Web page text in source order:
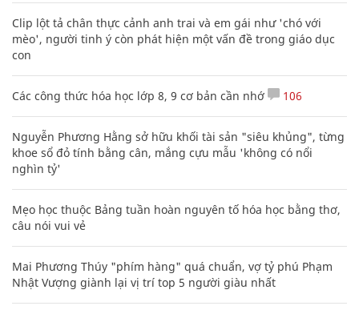
Clip lột tả chân thực cảnh anh trai và em gái như 'chó với
mèo', người tinh ý còn phát hiện một vấn đề trong giáo dục
con
Các công thức hóa học lớp 8, 9 cơ bản cần nhớ 106
Nguyễn Phương Hằng sở hữu khối tài sản "siêu khủng", từng
khoe sổ đỏ tính bằng cân, mắng cựu mẫu 'không có nổi
nghìn tỷ'
Mẹo học thuộc Bảng tuần hoàn nguyên tố hóa học bằng thơ,
câu nói vui vẻ
Mai Phương Thúy "phím hàng" quá chuẩn, vợ tỷ phú Phạm
Nhật Vượng giành lại vị trí top 5 người giàu nhất